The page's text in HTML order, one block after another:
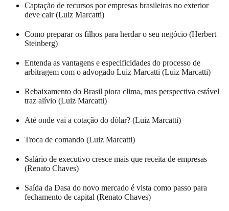
Captação de recursos por empresas brasileiras no exterior
deve cair (Luiz Marcatti)
Como preparar os filhos para herdar o seu negócio (Herbert
Steinberg)
Entenda as vantagens e especificidades do processo de
arbitragem com o advogado Luiz Marcatti (Luiz Marcatti)
Rebaixamento do Brasil piora clima, mas perspectiva estável
traz alívio (Luiz Marcatti)
Até onde vai a cotação do dólar? (Luiz Marcatti)
Troca de comando (Luiz Marcatti)
Salário de executivo cresce mais que receita de empresas
(Renato Chaves)
Saída da Dasa do novo mercado é vista como passo para
fechamento de capital (Renato Chaves)